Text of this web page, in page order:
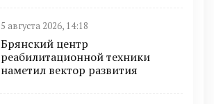
5 августа 2026, 14:18
Брянский центр
реабилитационной техники
наметил вектор развития